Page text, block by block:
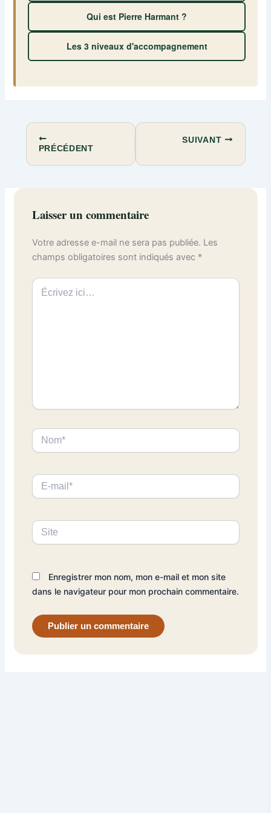
Qui est Pierre Harmant ?
Les 3 niveaux d'accompagnement
PRÉCÉDENT
SUIVANT
Laisser un commentaire
Votre adresse e-mail ne sera pas publiée. Les
champs obligatoires sont indiqués avec *
Écrivez
ici…
Nom*
E-
mail*
Site
Enregistrer mon nom, mon e-mail et mon site
dans le navigateur pour mon prochain commentaire.